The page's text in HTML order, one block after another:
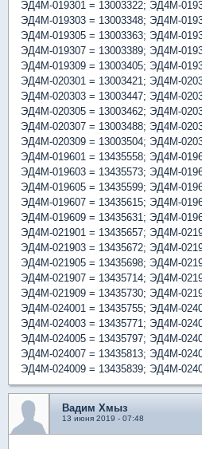
ЭД4М-019301 = 13003322; ЭД4М-
ЭД4М-019303 = 13003348; ЭД4М-
ЭД4М-019305 = 13003363; ЭД4М-
ЭД4М-019307 = 13003389; ЭД4М-
ЭД4М-019309 = 13003405; ЭД4М-
ЭД4М-020301 = 13003421; ЭД4М-
ЭД4М-020303 = 13003447; ЭД4М-
ЭД4М-020305 = 13003462; ЭД4М-
ЭД4М-020307 = 13003488; ЭД4М-
ЭД4М-020309 = 13003504; ЭД4М-
ЭД4М-019601 = 13435558; ЭД4М-
ЭД4М-019603 = 13435573; ЭД4М-
ЭД4М-019605 = 13435599; ЭД4М-
ЭД4М-019607 = 13435615; ЭД4М-
ЭД4М-019609 = 13435631; ЭД4М-
ЭД4М-021901 = 13435657; ЭД4М-
ЭД4М-021903 = 13435672; ЭД4М-
ЭД4М-021905 = 13435698; ЭД4М-
ЭД4М-021907 = 13435714; ЭД4М-
ЭД4М-021909 = 13435730; ЭД4М-
ЭД4М-024001 = 13435755; ЭД4М-
ЭД4М-024003 = 13435771; ЭД4М-
ЭД4М-024005 = 13435797; ЭД4М-
ЭД4М-024007 = 13435813; ЭД4М-
ЭД4М-024009 = 13435839; ЭД4М-
Вадим Хмыз
13 июня 2019 - 07:48